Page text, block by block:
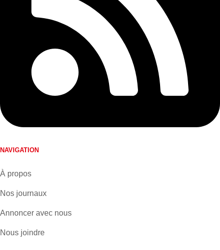
NAVIGATION
À propos
Nos journaux
Annoncer avec nous
Nous joindre